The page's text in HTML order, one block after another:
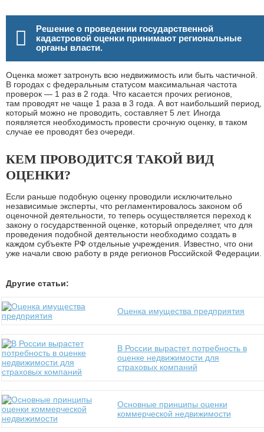
Решение о проведении государственной
кадастровой оценки принимают региональные
органы власти.
Оценка может затронуть всю недвижимость или быть частичной.
В городах с федеральным статусом максимальная частота
проверок — 1 раз в 2 года. Что касается прочих регионов,
там проводят не чаще 1 раза в 3 года. А вот наибольший период,
который можно не проводить, составляет 5 лет. Иногда
появляется необходимость провести срочную оценку, в таком
случае ее проводят без очереди.
КЕМ ПРОВОДИТСЯ ТАКОЙ ВИД
ОЦЕНКИ?
Если раньше подобную оценку проводили исключительно
независимые эксперты, что регламентировалось законом об
оценочной деятельности, то теперь осуществляется переход к
закону о государственной оценке, который определяет, что для
проведения подобной деятельности необходимо создать в
каждом субъекте РФ отдельные учреждения. Известно, что они
уже начали свою работу в ряде регионов Российской Федерации.
Другие статьи:
Оценка имущества предприятия
В России вырастет потребность в
оценке недвижимости для
страховых компаний
Основные принципы оценки
коммерческой недвижимости